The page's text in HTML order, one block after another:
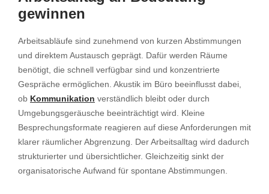
gewinnen
Arbeitsabläufe sind zunehmend von kurzen Abstimmungen
und direktem Austausch geprägt. Dafür werden Räume
benötigt, die schnell verfügbar sind und konzentrierte
Gespräche ermöglichen. Akustik im Büro beeinflusst dabei,
ob Kommunikation verständlich bleibt oder durch
Umgebungsgeräusche beeinträchtigt wird. Kleine
Besprechungsformate reagieren auf diese Anforderungen mit
klarer räumlicher Abgrenzung. Der Arbeitsalltag wird dadurch
strukturierter und übersichtlicher. Gleichzeitig sinkt der
organisatorische Aufwand für spontane Abstimmungen.